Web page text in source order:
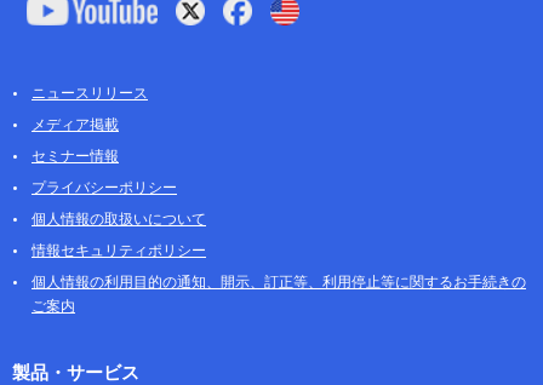
ニュースリリース
メディア掲載
セミナー情報
プライバシーポリシー
個人情報の取扱いについて
情報セキュリティポリシー
個人情報の利用目的の通知、開示、訂正等、利用停止等に関するお手続きの
ご案内
製品・サービス